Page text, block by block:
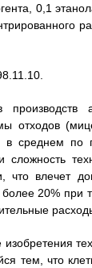
0,1
производств
отходов
среднем по
что влечет
20% при
тем, что